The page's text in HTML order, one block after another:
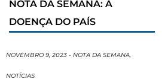
NOTA DA SEMANA: A
DOENÇA DO PAÍS
NOVEMBRO 9, 2023 - NOTA DA SEMANA,
NOTÍCIAS